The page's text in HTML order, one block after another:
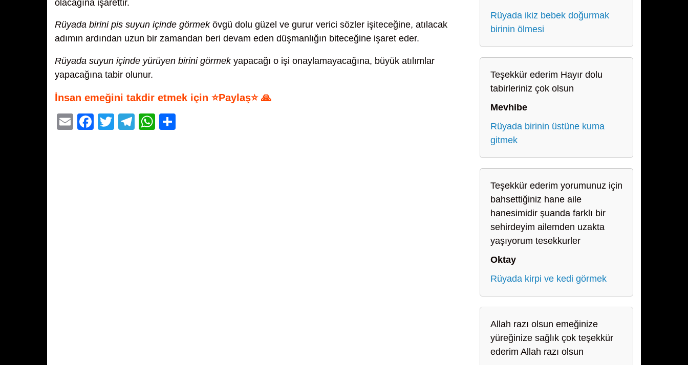
olacağına işarettir.
Rüyada birini pis suyun içinde görmekövgü dolu güzel ve gurur verici sözler işiteceğine, atılacak
adımın ardından uzun bir zamandan beri devam eden düşmanlığın biteceğine işaret eder.
Rüyada suyun içinde yürüyen birini görmekyapacağı o işi onaylamayacağına, büyük atılımlar
yapacağına tabir olunur.
İnsan emeğini takdir etmek için ⭐Paylaş⭐ 🙏
E
F
T
T
W
Rüyada ikiz bebek doğurmak
birinin ölmesi
Teşekkür ederim Hayır dolu
tabirleriniz çok olsun
Mevhibe
Rüyada birinin üstüne kuma
gitmek
Teşekkür ederim yorumunuz için
bahsettiğiniz hane aile
hanesimidir şuanda farklı bir
sehirdeyim ailemden uzakta
yaşıyorum tesekkurler
Oktay
Rüyada kirpi ve kedi görmek
Allah razı olsun emeğinize
yüreğinize sağlık çok teşekkür
ederim Allah razı olsun